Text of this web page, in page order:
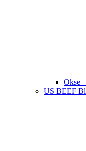
Okse
US BEEF